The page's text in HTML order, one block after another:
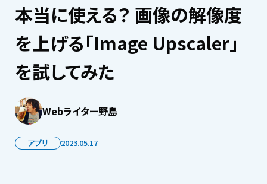
本当に使える？ 画像の解像度
を上げる「Image Upscaler」
を試してみた
Webライター野島
アプリ 2023.05.17